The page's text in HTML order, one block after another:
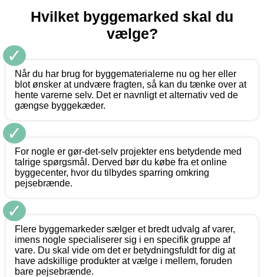
Hvilket byggemarked skal du
vælge?
✓
Når du har brug for byggematerialerne nu og her eller
blot ønsker at undvære fragten, så kan du tænke over at
hente varerne selv. Det er navnligt et alternativ ved de
gængse byggekæder.
✓
For nogle er gør-det-selv projekter ens betydende med
talrige spørgsmål. Derved bør du købe fra et online
byggecenter, hvor du tilbydes sparring omkring
pejsebrænde.
✓
Flere byggemarkeder sælger et bredt udvalg af varer,
imens nogle specialiserer sig i en specifik gruppe af
vare. Du skal vide om det er betydningsfuldt for dig at
have adskillige produkter at vælge i mellem, foruden
bare pejsebrænde.